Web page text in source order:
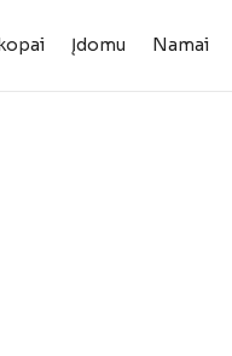
Įdomu Namai